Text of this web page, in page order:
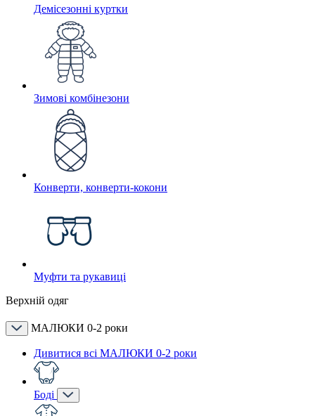
Демісезонні куртки
Зимові комбінезони
Конверти, конверти-кокони
Муфти та рукавиці
Верхній одяг
МАЛЮКИ 0-2 роки
Дивитися всі МАЛЮКИ 0-2 роки
Боді